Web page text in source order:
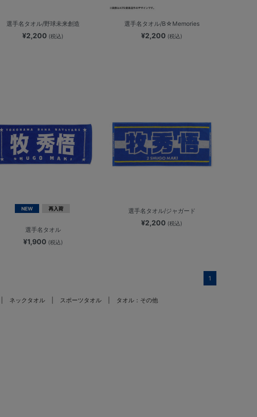
選手名タオル/野球未来創造
¥2,200 (税込)
選手名タオル/B☆Memories
¥2,200 (税込)
NEW 再入荷
選手名タオル
¥1,900 (税込)
選手名タオル/ジャガード
¥2,200 (税込)
1
ネックタオル スポーツタオル タオル：その他